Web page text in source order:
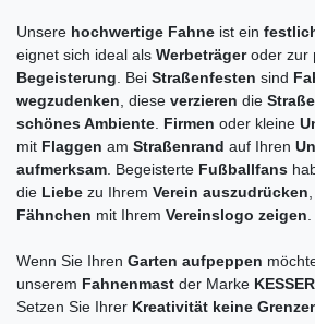
Unsere hochwertige Fahne ist ein
eignet sich ideal als Werbeträgeroder zur
Begeisterung . Bei Straßenfesten sind
wegzudenken , diese verzieren die
schönes Ambiente Firmen oder kleine
mit Flaggen am Straßenrand auf Ihren
aufmerksam . Begeisterte Fußballfans
die Liebe zu Ihrem Verein auszudrücken
Fähnchen mit Ihrem Vereinslogo zeigen
Wenn Sie Ihren Garten aufpeppen
unserem Fahnenmast der Marke
Setzen Sie Ihrer Kreativität keine